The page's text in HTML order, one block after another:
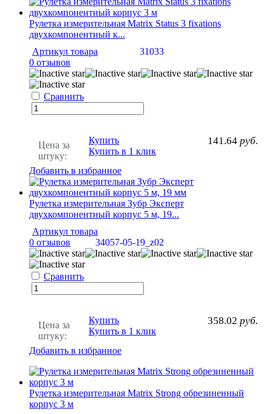
Рулетка измерительная Matrix Status 3 fixations
двухкомпонентный к...
Артикул товара
31033
0 отзывов
Сравнить
Цена за
штуку:
141.64 руб.
Купить
Купить в 1 клик
Добавить в избранное
Рулетка измерительная Зубр Эксперт
двухкомпонентный корпус 5 м, 19...
Артикул товара
34057-05-19_z02
0 отзывов
Сравнить
Цена за
штуку:
358.02 руб.
Купить
Купить в 1 клик
Добавить в избранное
Рулетка измерительная Matrix Strong обрезиненный
корпус 3 м